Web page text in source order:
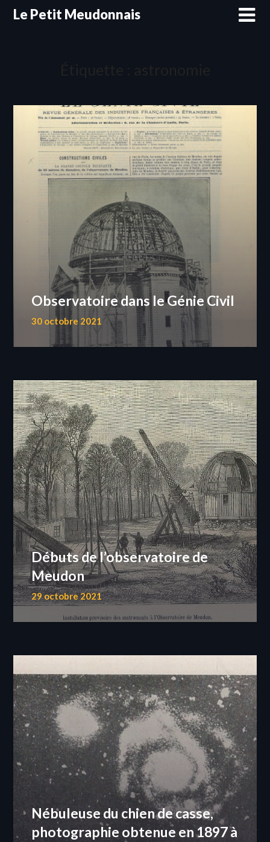
SkipLe Petit Meudonnais
Observatoire dans le Génie Civil
30 octobre 2021
Débuts de l’observatoire de
Meudon
29 octobre 2021
Nébuleuse du chien de casse,
photographie obtenue en 1897 à